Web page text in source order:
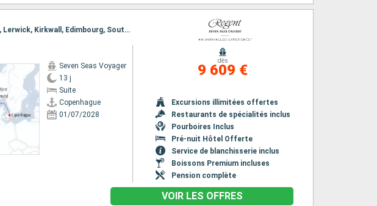
Itinéraire : Copenhague, Haugesund, Eidfjord, Bergen, Alesund, Lerwick, Kirkwall, Edimbourg, Southampton
Seven Seas Voyager
13 j
Suite
Copenhague
01/07/2028
dès
9 609 €
Excursions illimitées offertes
Restaurants de spécialités inclus
Pourboires Inclus
Pré-nuit Hôtel Offerte
Service de blanchisserie inclus
Boissons Premium incluses
Pension complète
VOIR LES OFFRES